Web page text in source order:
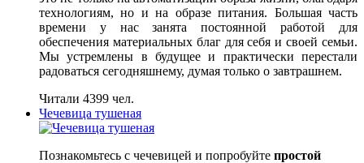
технологиям, но и на образе питания. Большая часть
времени у нас занята постоянной работой для
обеспечения материальных благ для себя и своей семьи.
Мы устремлены в будущее и практически перестали
радоваться сегодняшнему, думая только о завтрашнем.
Читали 4399 чел.
Чечевица тушеная
Познакомьтесь с чечевицей и попробуйте простой